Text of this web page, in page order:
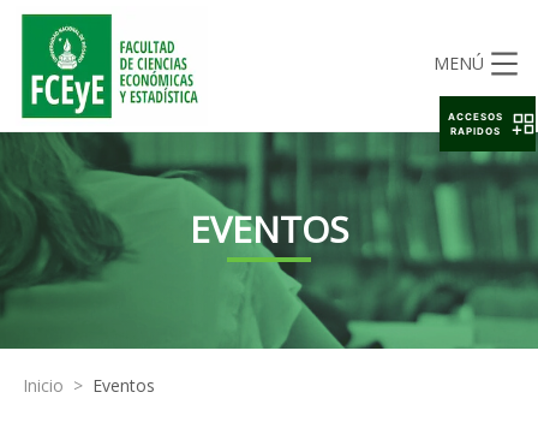
MENÚ
EVENTOS
Inicio > Eventos
ACCESOS
RAPIDOS